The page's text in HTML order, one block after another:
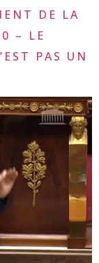
DE LA
– LE
PAS UN